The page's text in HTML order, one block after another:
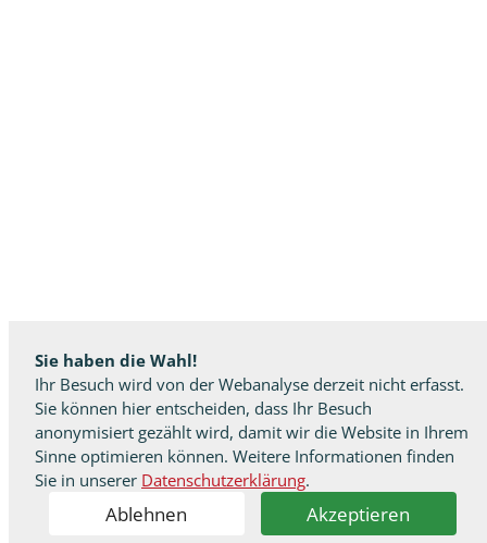
Sie haben die Wahl!
Ihr Besuch wird von der Webanalyse derzeit nicht erfasst.
Sie können hier entscheiden, dass Ihr Besuch
anonymisiert gezählt wird, damit wir die Website in Ihrem
Sinne optimieren können. Weitere Informationen finden
Sie in unserer Datenschutzerklärung.
Ablehnen Akzeptieren